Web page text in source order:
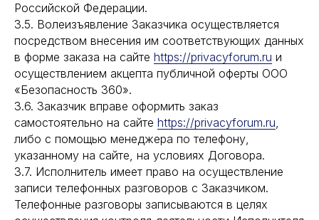
Российской Федерации.
3.5. Волеизъявление Заказчика осуществляется
посредством внесения им соответствующих данных
в форме заказа на сайте https://privacyforum.ru и
осуществлением акцепта публичной оферты ООО
«Безопасность 360».
3.6. Заказчик вправе оформить заказ
самостоятельно на сайте https://privacyforum.ru,
либо с помощью менеджера по телефону,
указанному на сайте, на условиях Договора.
3.7. Исполнитель имеет право на осуществление
записи телефонных разговоров с Заказчиком.
Телефонные разговоры записываются в целях